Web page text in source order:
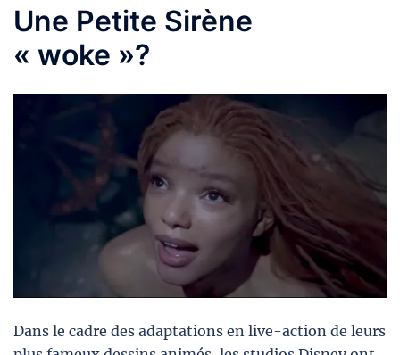
Une Petite Sirène
« woke »?
Dans le cadre des adaptations en live-action de leurs